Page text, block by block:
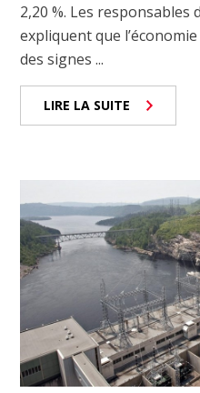
2,20 %. Les responsables
expliquent que
des signes ...
LIRE LA SUITE